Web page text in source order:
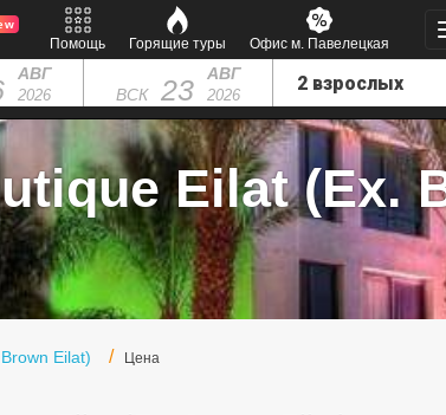
Помощь Горящие туры Офис м. Павелецкая
АВГ
2026 ВСК 23 АВГ
2026
Eilat (Ex.
Eilat) Цена